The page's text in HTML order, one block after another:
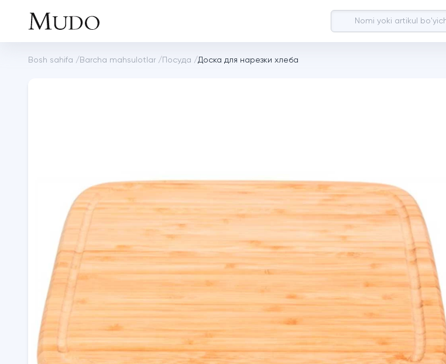
Bosh sahifa / Barcha mahsulotlar / Посуда /Доска для нарезки хлеба